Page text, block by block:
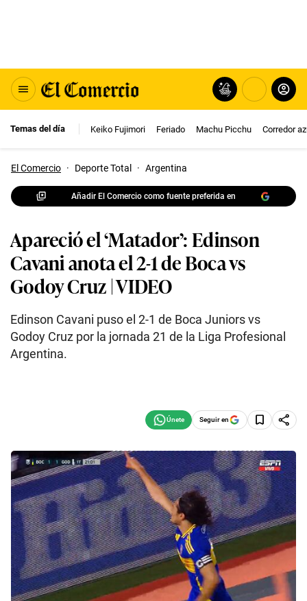
Temas del día Keiko Fujimori Feriado Machu Picchu Corredor
El Comercio · Deporte Total · Argentina
Añadir El Comercio como fuente preferida en
Apareció el ‘Matador’: Edinson
Cavani anota el 2-1 de Boca vs
Godoy Cruz | VIDEO
Edinson Cavani puso el 2-1 de Boca Juniors vs
Godoy Cruz por la jornada 21 de la Liga Profesional
Argentina.
Seguir en